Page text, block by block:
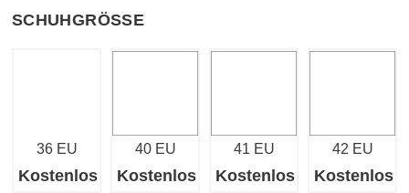
SCHUHGRÖSSE
36 EU
Kostenlos
40 EU
Kostenlos
41 EU
Kostenlos
42 EU
Kostenlos